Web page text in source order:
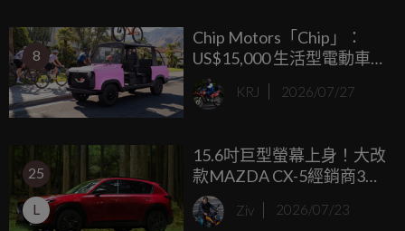
8
Chip Motors「Chip」：
US$15,000 生活型電動車，
四至六座、續航 160 公里
KRJ 2026/07/27
25
L
15.6吋巨型螢幕上身！大改
款MAZDA CX-5經銷商3車
型規格流出
Ziv 2026/07/23